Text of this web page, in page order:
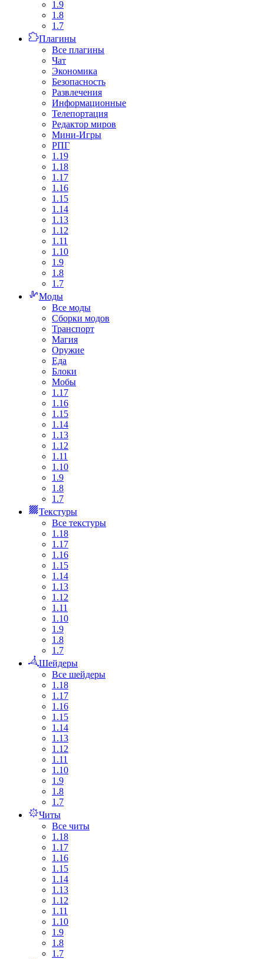
1.9
1.8
1.7
Плагины
Все плагины
Чат
Экономика
Безопасность
Развлечения
Информационные
Телепортация
Редактор миров
Мини-Игры
РПГ
1.19
1.18
1.17
1.16
1.15
1.14
1.13
1.12
1.11
1.10
1.9
1.8
1.7
Моды
Все моды
Сборки модов
Транспорт
Магия
Оружие
Еда
Блоки
Мобы
1.17
1.16
1.15
1.14
1.13
1.12
1.11
1.10
1.9
1.8
1.7
Текстуры
Все текстуры
1.18
1.17
1.16
1.15
1.14
1.13
1.12
1.11
1.10
1.9
1.8
1.7
Шейдеры
Все шейдеры
1.18
1.17
1.16
1.15
1.14
1.13
1.12
1.11
1.10
1.9
1.8
1.7
Читы
Все читы
1.18
1.17
1.16
1.15
1.14
1.13
1.12
1.11
1.10
1.9
1.8
1.7